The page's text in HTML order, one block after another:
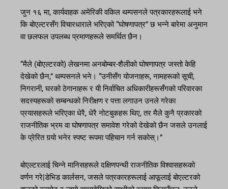
जुन १६ मा, कार्यवाहक अमेरिकी वकिल थम्पसनले पत्रकारहरूलाई भने
कि बोएल्टरसँग विचारधाराले भरिएको “घोषणापत्र” छ भन्ने बारेमा अनुमान
वा छलफल उपलब्ध प्रमाणहरूले समर्थित छैन।
“मैले (बोएल्टरको) लेखनमा अनबोम्बर-शैलीको घोषणापत्र जस्तो केहि
देखेको छैन,” थम्पसनले भने। “उनीसँग योजनाहरू, नामहरूको सूची,
निगरानी, ​​घरको ठेगानाहरू र यी निर्वाचित अधिकारीहरूसँगको परिवारका
सदस्यहरूको सम्बन्धको निरीक्षण र पत्ता लगाउन उनले गरेका
प्रयासहरूले भरिएका धेरै, धेरै नोटबुकहरू थिए, तर मैले कुनै प्रकारको
राजनीतिक भ्रम वा घोषणापत्र समावेश गरेको देखेको छैन जसले उनलाई
के प्रेरित गर्‍यो भनेर स्पष्ट रूपमा पहिचान गर्न सकोस्।”
बोएल्टरलाई चिन्ने मानिसहरूले दक्षिणपन्थी राजनीतिक विश्वासहरूको
वर्णन गरे|डेभिड कार्लसन, जसले पत्रकारहरूलाई आफूलाई बोएल्टरको